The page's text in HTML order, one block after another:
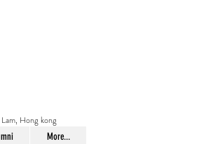
Hong kong
More...